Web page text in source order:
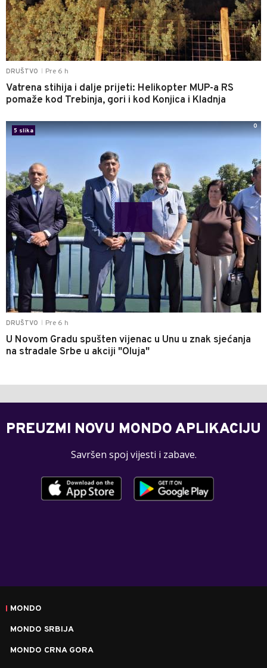
DRUŠTVO Pre 6 h
Vatrena stihija i dalje prijeti: Helikopter MUP-a RS
pomaže kod Trebinja, gori i kod Konjica i Kladnja
DRUŠTVO Pre 6 h
U Novom Gradu spušten vijenac u Unu u znak sjećanja
na stradale Srbe u akciji "Oluja"
5 slika
0
PREUZMI NOVU MONDO APLIKACIJU
Savršen spoj vijesti i zabave.
MONDO
MONDO SRBIJA
MONDO CRNA GORA